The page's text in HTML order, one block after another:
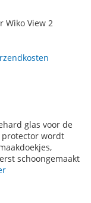
Wiko View 2
glas voor de
protector wordt
schoongemaakt